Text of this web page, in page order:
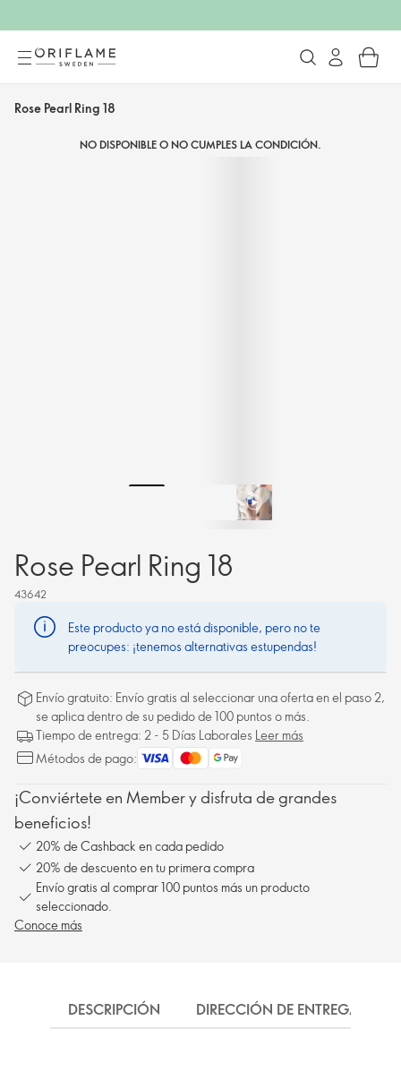
Rose Pearl Ring 18
NO DISPONIBLE O NO CUMPLES LA CONDICIÓN.
Rose Pearl Ring 18
43642
Este producto ya no está disponible, pero no te
preocupes: ¡tenemos alternativas estupendas!
Envío gratuito: Envío gratis al seleccionar una oferta en el paso 2,
se aplica dentro de su pedido de 100 puntos o más.
Tiempo de entrega: 2 - 5 Días Laborales Leer más
Métodos de pago:
¡Conviértete en Member y disfruta de grandes
beneficios!
20% de Cashback en cada pedido
20% de descuento en tu primera compra
Envío gratis al comprar 100 puntos más un producto
seleccionado.
Conoce más
DESCRIPCIÓN DIRECCIÓN DE ENTREGA